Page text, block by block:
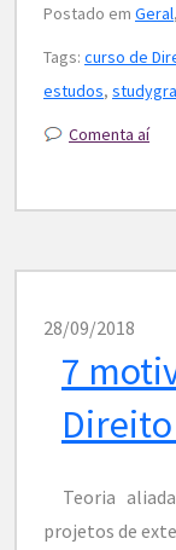
Postado em Geral,
Tags: curso de
estudos,
Comenta aí
28/09/2018
7
Teoria
projetos de